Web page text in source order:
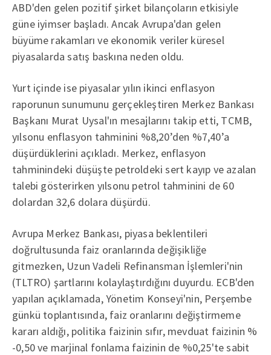
ABD'den gelen pozitif şirket bilançoların etkisiyle
güne iyimser başladı. Ancak Avrupa'dan gelen
büyüme rakamları ve ekonomik veriler küresel
piyasalarda satış baskına neden oldu.
Yurt içinde ise piyasalar yılın ikinci enflasyon
raporunun sunumunu gerçekleştiren Merkez Bankası
Başkanı Murat Uysal'ın mesajlarını takip etti, TCMB,
yılsonu enflasyon tahminini %8,20’den %7,40’a
düşürdüklerini açıkladı. Merkez, enflasyon
tahminindeki düşüşte petroldeki sert kayıp ve azalan
talebi gösterirken yılsonu petrol tahminini de 60
dolardan 32,6 dolara düşürdü.
Avrupa Merkez Bankası, piyasa beklentileri
doğrultusunda faiz oranlarında değişikliğe
gitmezken, Uzun Vadeli Refinansman İşlemleri'nin
(TLTRO) şartlarını kolaylaştırdığını duyurdu. ECB'den
yapılan açıklamada, Yönetim Konseyi'nin, Perşembe
günkü toplantısında, faiz oranlarını değiştirmeme
kararı aldığı, politika faizinin sıfır, mevduat faizinin %
-0,50 ve marjinal fonlama faizinin de %0,25'te sabit